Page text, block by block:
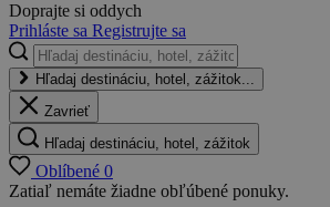
Doprajte si oddych
Prihláste sa Registrujte sa
Hľadaj destináciu, hotel, zážitok...
Zavrieť
Hľadaj destináciu, hotel, zážitok
Oblíbené 0
Zatiaľ nemáte žiadne obľúbené ponuky.